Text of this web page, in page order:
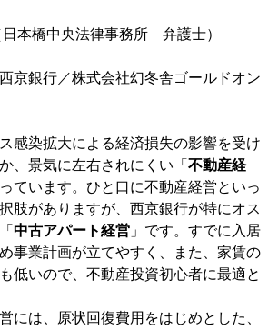
中央法律事務所 弁護士）
京銀行／株式会社幻冬舎ゴールドオン
感染拡大による経済損失の影響を受け
、景気に左右されにくい「不動産経
ています。ひと口に不動産経営といっ
肢がありますが、西京銀行が特にオス
中古アパート経営 」です。すでに入居
事業計画が立てやすく、また、家賃の
低いので、不動産投資初心者に最適と
には、原状回復費用をはじめとした、